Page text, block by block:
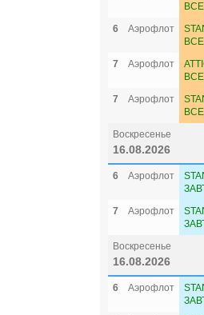
6
Аэрофлот
7
Аэрофлот
7
Аэрофлот
Воскресенье
16.08.2026
6 Аэрофлот
7
Аэрофлот
Воскресенье
16.08.2026
6 Аэрофлот